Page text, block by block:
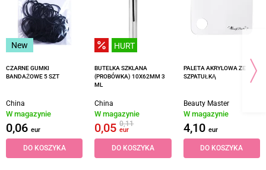
New
CZARNE GUMKI
BANDAŻOWE 5 SZT
China
W magazynie
0,06 eur
DO KOSZYKA
HURT
BUTELKA SZKLANA
(PROBÓWKA) 10X62MM 3
ML
China
W magazynie
0,050,11
eur
DO KOSZYKA
PALETA AKRYLOWA ZE
SZPATUŁKĄ
Beauty Master
W magazynie
4,10 eur
DO KOSZYKA